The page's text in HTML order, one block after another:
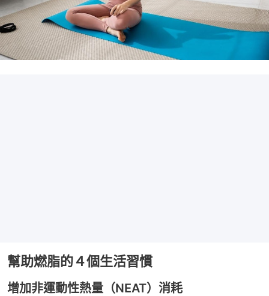
幫助燃脂的４個生活習慣
增加非運動性熱量（NEAT）消耗